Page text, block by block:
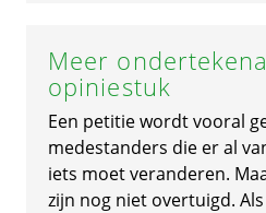
Meer
opiniestuk
Een petitie wordt vooral
medestanders die er al
iets moet veranderen.
zijn nog niet overtuigd.